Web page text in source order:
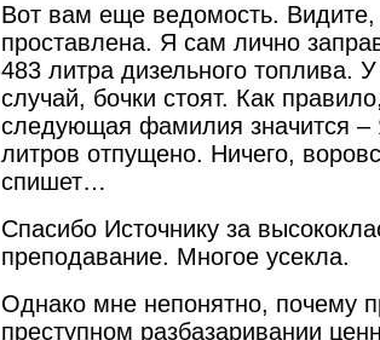
Вот вам еще ведомость.
проставлена. Я сам лично
483 литра дизельного топлива.
случай, бочки стоят. Как
следующая фамилия значится –
литров отпущено. Ничего,
спишет…
Спасибо Источнику за
преподавание. Многое усекла.
Однако мне непонятно, почему
преступном разбазаривании